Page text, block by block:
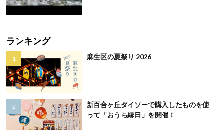
ランキング
麻生区の夏祭り 2026
新百合ヶ丘ダイソーで購入したものを使
って「おうち縁日」を開催！